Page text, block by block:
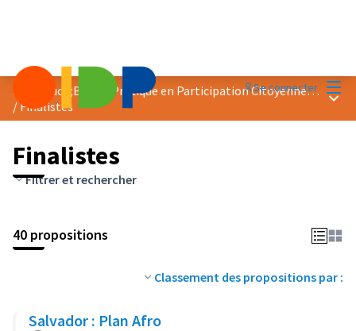
Se connecter
Prix &quot;Bonne Pratique en Participation Citoyenne&quot; 2024
/Finalistes
Finalistes
Filtrer et rechercher
40 propositions
Classement des propositions par :
Salvador : Plan Afro